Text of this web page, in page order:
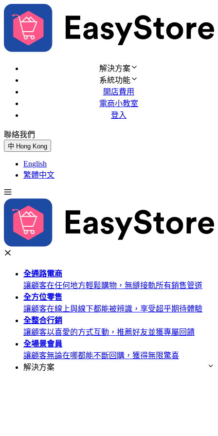
解決方案
系統功能
開店費用
電商小教室
登入
聯絡我們
中 Hong Kong
English
繁體中文
全通路電商
讓顧客在任何地方輕鬆購物，無縫接軌所有銷售管道
全方位零售
讓顧客在線上與線下都能被辨識，享受超乎期待體驗
全整合行銷
讓顧客以喜愛的方式互動，推薦好友並獲專屬回饋
全場景會員
讓顧客無論在哪都能不斷回購，獲得無限驚喜
解決方案